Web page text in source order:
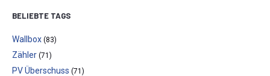
BELIEBTE TAGS
Wallbox (83)
Zähler (71)
PV Überschuss (71)